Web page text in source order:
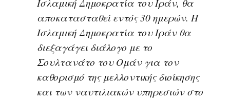
Ισλαμική Δημοκρατία του Ιράν, θα
αποκατασταθεί εντός 30 ημερών. Η
Ισλαμική Δημοκρατία του Ιράν θα
διεξαγάγει διάλογο με το
Σουλτανάτο του Ομάν για τον
καθορισμό της μελλοντικής διοίκησης
και των ναυτιλιακών υπηρεσιών στο